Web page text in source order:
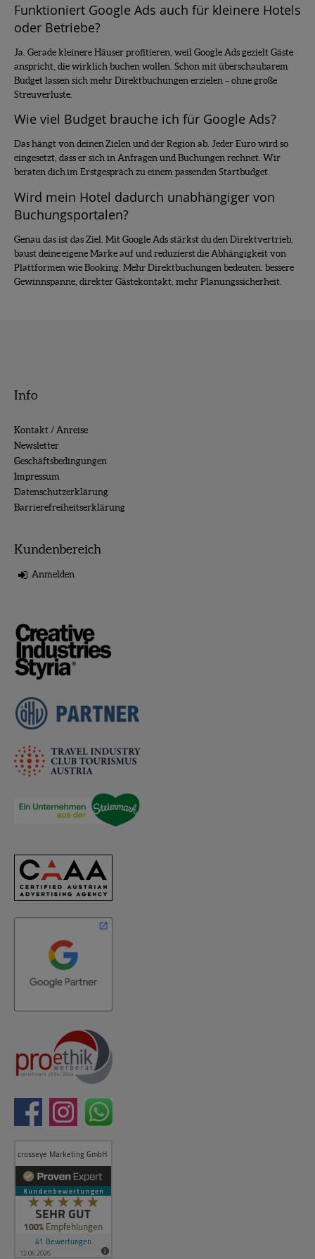
Funktioniert Google Ads auch für kleinere Hotels
oder Betriebe?
Ja. Gerade kleinere Häuser profitieren, weil Google Ads gezielt Gäste
anspricht, die wirklich buchen wollen. Schon mit überschaubarem
Budget lassen sich mehr Direktbuchungen erzielen – ohne große
Streuverluste.
Wie viel Budget brauche ich für Google Ads?
Das hängt von deinen Zielen und der Region ab. Jeder Euro wird so
eingesetzt, dass er sich in Anfragen und Buchungen rechnet. Wir
beraten dich im Erstgespräch zu einem passenden Startbudget.
Wird mein Hotel dadurch unabhängiger von
Buchungsportalen?
Genau das ist das Ziel. Mit Google Ads stärkst du den Direktvertrieb,
baust deine eigene Marke auf und reduzierst die Abhängigkeit von
Plattformen wie Booking. Mehr Direktbuchungen bedeuten: bessere
Gewinnspanne, direkter Gästekontakt, mehr Planungssicherheit.
Info
Kontakt / Anreise
Newsletter
Geschäftsbedingungen
Impressum
Datenschutzerklärung
Barrierefreiheitserklärung
Kundenbereich
Anmelden